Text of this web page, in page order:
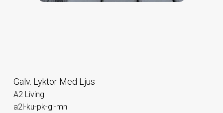
Galv. Lyktor Med Ljus
A2 Living
a2l-ku-pk-gl-mn